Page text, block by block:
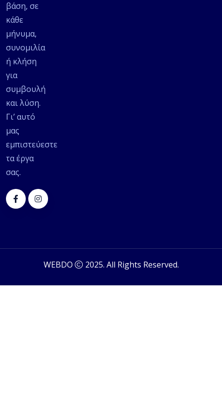
βάση, σε
κάθε
μήνυμα,
συνομιλία
ή κλήση
για
συμβουλή
και λύση.
Γι’ αυτό
μας
εμπιστεύεστε
τα έργα
σας.
WEBDO 2025. All Rights Reserved.